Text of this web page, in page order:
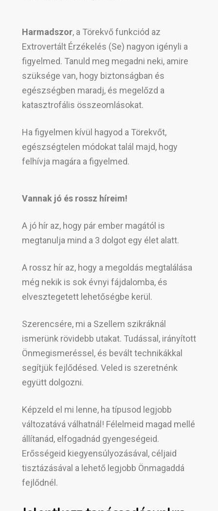
Harmadszor, a Törekvő funkciód az
Extrovertált Érzékelés (Se) nagyon igényli a
figyelmed. Tanuld meg megadni neki, amire
szüksége van, hogy biztonságban és
egészségben maradj, és megelőzd a
katasztrofális összeomlásokat.
Ha figyelmen kívül hagyod a Törekvőt,
egészségtelen módokat talál majd, hogy
felhívja magára a figyelmed.
Vannak jó és rossz híreim!
A jó hír az, hogy pár ember magától is
megtanulja mind a 3 dolgot egy élet alatt.
A rossz hír az, hogy a megoldás megtalálása
még nekik is sok évnyi fájdalomba, és
elvesztegetett lehetőségbe kerül.
Szerencsére, mi a Szellem szikráknál
ismerünk rövidebb utakat. Tudással, irányított
Önmegismeréssel, és bevált technikákkal
segítjük fejlődésed. Veled is szeretnénk
együtt dolgozni.
Képzeld el mi lenne, ha típusod legjobb
változatává válhatnál! Félelmeid magad mellé
állítanád, elfogadnád gyengeségeid.
Erősségeid kiegyensúlyozásával, céljaid
tisztázásával a lehető legjobb Önmagaddá
fejlődnél.